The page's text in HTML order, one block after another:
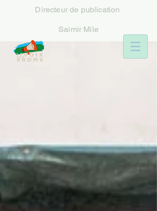
Directeurde publication
Saimir Mile